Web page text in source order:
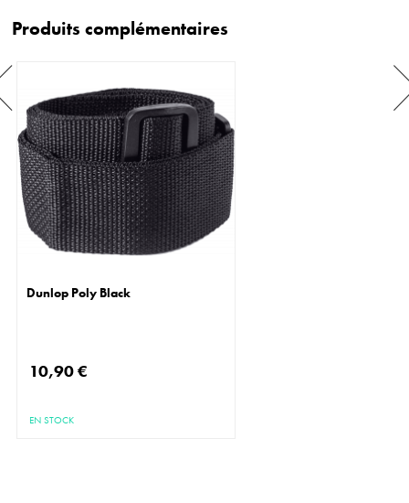
Produits complémentaires
Dunlop Poly Black
10,90 €
EN STOCK